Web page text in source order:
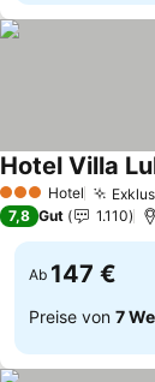
3 SterneHotel
Hotel Villa
7,8 Gut 1.110
Ab 147 €
Preise von 7